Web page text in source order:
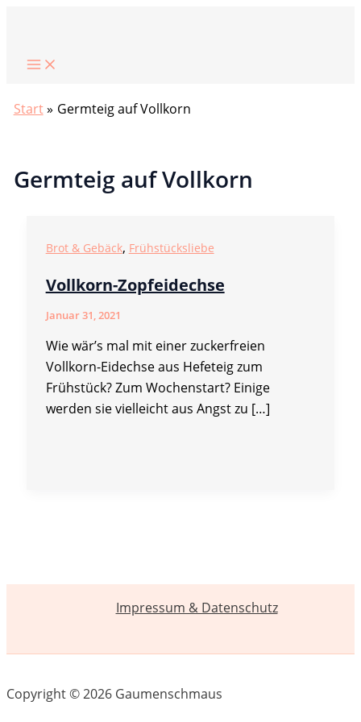
springen
Start Germteig auf Vollkorn
Germteig auf Vollkorn
Brot & Gebäck, Frühstücksliebe
Vollkorn-Zopfeidechse
Januar 31, 2021
Wie wär’s mal mit einer zuckerfreien
Vollkorn-Eidechse aus Hefeteig zum
Frühstück? Zum Wochenstart? Einige
werden sie vielleicht aus Angst zu […]
Impressum & Datenschutz
Copyright © 2026 Gaumenschmaus